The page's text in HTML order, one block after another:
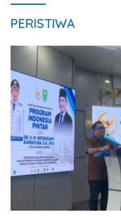
PERISTIWA